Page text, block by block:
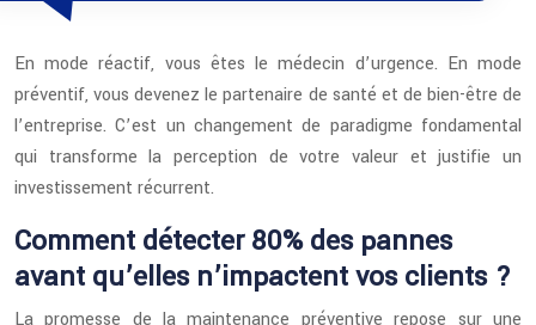
En mode réactif, vous êtes le médecin d’urgence. En mode
préventif, vous devenez le partenaire de santé et de bien-être de
l’entreprise. C’est un changement de paradigme fondamental
qui transforme la perception de votre valeur et justifie un
investissement récurrent.
Comment détecter 80% des pannes
avant qu’elles n’impactent vos clients ?